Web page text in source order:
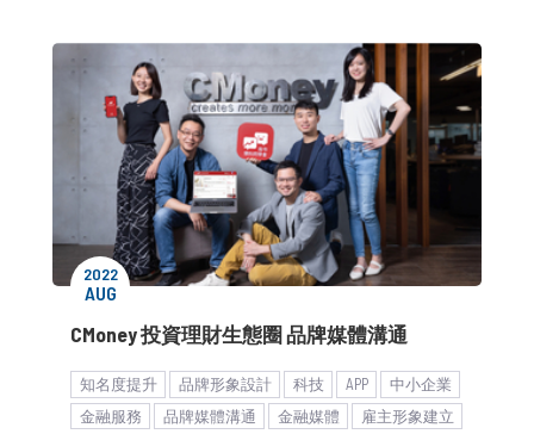
2022
AUG
CMoney 投資理財生態圈 品牌媒體溝通
知名度提升 品牌形象設計 科技 APP
中小企業
金融服務
品牌媒體溝通 金融媒體 雇主形象建立